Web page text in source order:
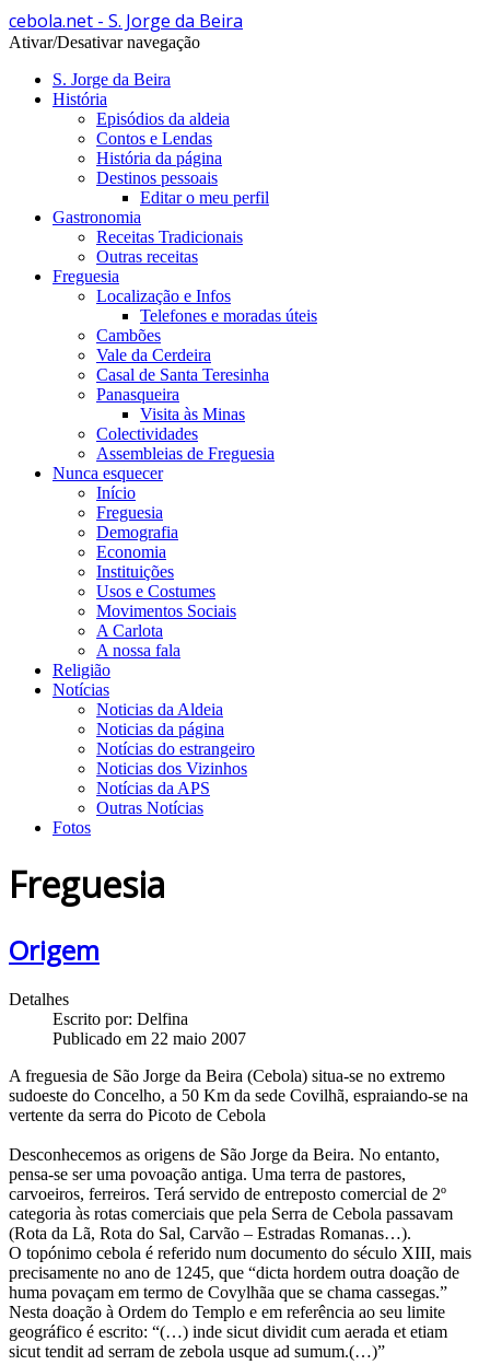
cebola.net - S. Jorge da Beira
Ativar/Desativar navegação
S. Jorge da Beira
História
Episódios da aldeia
Contos e Lendas
História da página
Destinos pessoais
Editar o meu perfil
Gastronomia
Receitas Tradicionais
Outras receitas
Freguesia
Localização e Infos
Telefones e moradas úteis
Cambões
Vale da Cerdeira
Casal de Santa Teresinha
Panasqueira
Visita às Minas
Colectividades
Assembleias de Freguesia
Nunca esquecer
Início
Freguesia
Demografia
Economia
Instituições
Usos e Costumes
Movimentos Sociais
A Carlota
A nossa fala
Religião
Notícias
Noticias da Aldeia
Noticias da página
Notícias do estrangeiro
Noticias dos Vizinhos
Notícias da APS
Outras Notícias
Fotos
Freguesia
Origem
Detalhes
Escrito por: Delfina
Publicado em 22 maio 2007
A freguesia de São Jorge da Beira (Cebola) situa-se no extremo
sudoeste do Concelho, a 50 Km da sede Covilhã, espraiando-se na
vertente da serra do Picoto de Cebola
Desconhecemos as origens de São Jorge da Beira. No entanto,
pensa-se ser uma povoação antiga. Uma terra de pastores,
carvoeiros, ferreiros. Terá servido de entreposto comercial de 2º
categoria às rotas comerciais que pela Serra de Cebola passavam
(Rota da Lã, Rota do Sal, Carvão – Estradas Romanas…).
O topónimo cebola é referido num documento do século XIII, mais
precisamente no ano de 1245, que “dicta hordem outra doação de
huma povaçam em termo de Covylhãa que se chama cassegas.”
Nesta doação à Ordem do Templo e em referência ao seu limite
geográfico é escrito: “(…) inde sicut dividit cum aerada et etiam
sicut tendit ad serram de zebola usque ad sumum.(…)”